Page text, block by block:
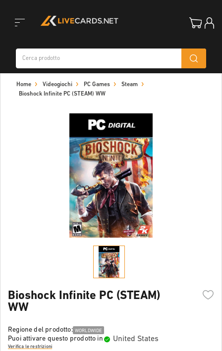
navigation
Home Videogiochi PC Games
Steam
Bioshock Infinite PC (STEAM) WW
Bioshock Infinite PC (STEAM)
WW
Regione del prodotto: WORLDWIDE
Puoi attivare questo prodotto in United States
Verifica le restrizioni